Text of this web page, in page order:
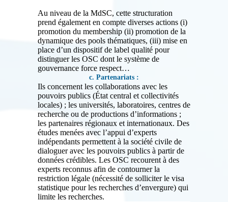
Au niveau de la MdSC, cette structuration
prend également en compte diverses actions (i)
promotion du membership (ii) promotion de la
dynamique des pools thématiques, (iii) mise en
place d’un dispositif de label qualité pour
distinguer les OSC dont le système de
gouvernance force respect…
c. Partenariats :
Ils concernent les collaborations avec les
pouvoirs publics (État central et collectivités
locales) ; les universités, laboratoires, centres de
recherche ou de productions d’informations ;
les partenaires régionaux et internationaux. Des
études menées avec l’appui d’experts
indépendants permettent à la société civile de
dialoguer avec les pouvoirs publics à partir de
données crédibles. Les OSC recourent à des
experts reconnus afin de contourner la
restriction légale (nécessité de solliciter le visa
statistique pour les recherches d’envergure) qui
limite les recherches.